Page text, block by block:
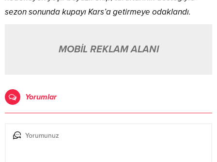
sezon sonunda kupayı Kars’a getirmeye odaklandı.
MOBİL REKLAM ALANI
Yorumlar